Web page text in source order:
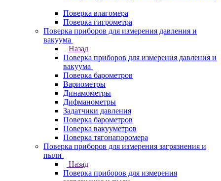
Поверка влагомера
Поверка гигрометра
Поверка приборов для измерения давления и
вакуума
Назад
Поверка приборов для измерения давления и
вакуума
Поверка барометров
Вариометры
Динамометры
Дифманометры
Задатчики давления
Поверка барометров
Поверка вакууметров
Поверка тягонапоромера
Поверка приборов для измерения загрязнения и
пыли
Назад
Поверка приборов для измерения